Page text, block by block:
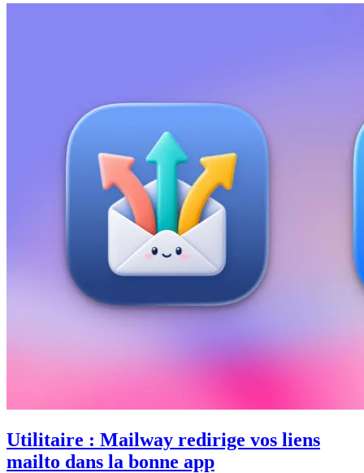
Utilitaire : Mailway redirige vos liens
mailto dans la bonne app